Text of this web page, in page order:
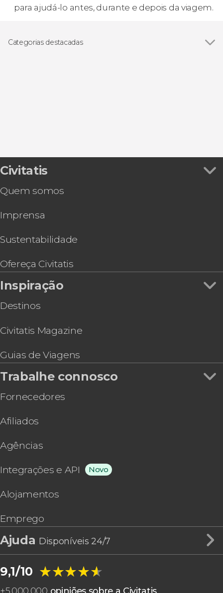
para ajudá-lo antes, durante e depois da viagem.
Categorias destacadas
Civitatis
Quem somos
Imprensa
Sustentabilidade
Ofereça Civitatis
Inspiração
Destinos
Civitatis Magazine
Guias de Viagens
Trabalhe connosco
Fornecedores
Afiliados
Agências
Integrações e API Novo
Alojamentos
Emprego
Ajuda Disponíveis 24/7
9,1/10 ★★★★★
★★★★★
+5.000.000 opiniões sobre a Civitatis